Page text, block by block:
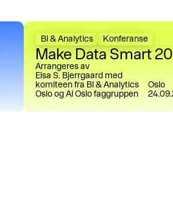
BI & Analytics Konferanse
Make Data Smart
Arrangeres av
Elsa S. Bjerrgaard med
komiteen fra BI & Analytics
Oslo og AI Oslo faggruppen
Oslo
Make Data Smart 2025